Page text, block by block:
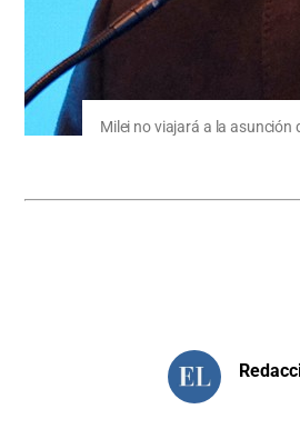
Milei no viajará a la asunción